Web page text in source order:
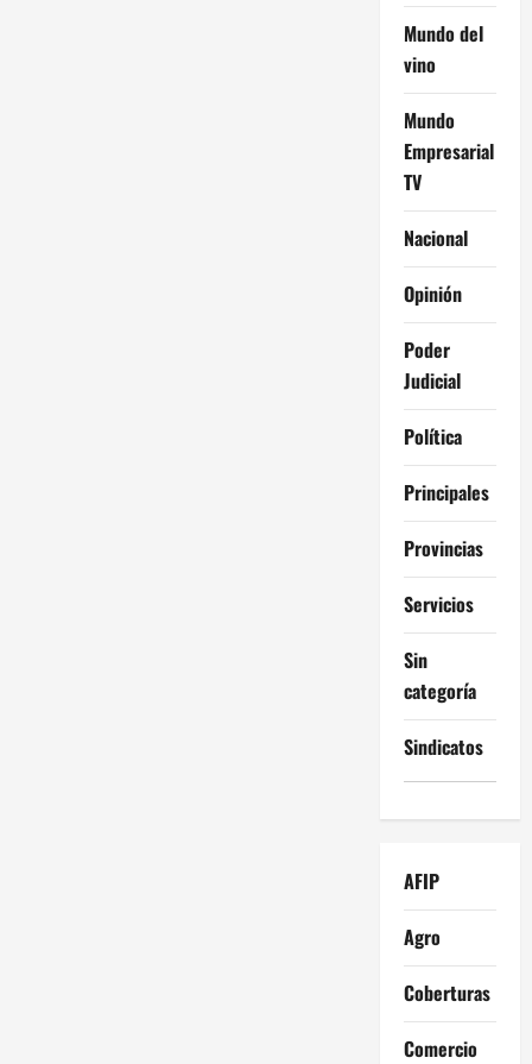
Mundo del
vino
Mundo
Empresarial
TV
Nacional
Opinión
Poder
Judicial
Política
Principales
Provincias
Servicios
Sin
categoría
Sindicatos
AFIP
Agro
Coberturas
Comercio